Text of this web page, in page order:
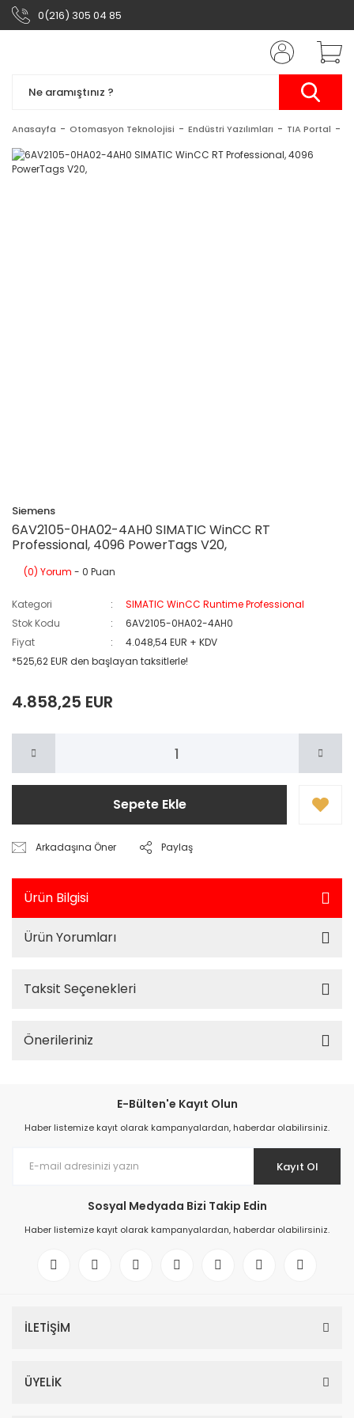
0(216) 305 04 85
Anasayfa Otomasyon Teknolojisi Endüstri Yazılımları TIA Portal
Siemens
6AV2105-0HA02-4AH0 SIMATIC WinCC RT
Professional, 4096 PowerTags V20,
(0) Yorum - 0 Puan
Kategori
SIMATIC WinCC Runtime Professional
Stok Kodu
6AV2105-0HA02-4AH0
Fiyat
4.048,54 EUR + KDV
*525,62 EUR den başlayan taksitlerle!
4.858,25 EUR
Sepete Ekle
Arkadaşına Öner Paylaş
Ürün Bilgisi
Ürün Yorumları
Taksit Seçenekleri
Önerileriniz
E-Bülten'e Kayıt Olun
Haber listemize kayıt olarak kampanyalardan, haberdar olabilirsiniz.
Kayıt Ol
Sosyal Medyada Bizi Takip Edin
Haber listemize kayıt olarak kampanyalardan, haberdar olabilirsiniz.
İLETİŞİM
ÜYELİK